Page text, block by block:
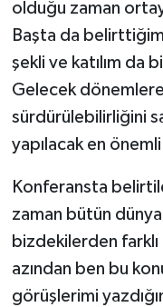
olduğu zaman
Başta da belirttiğim
şekli ve katılım da
Gelecek
sürdürülebilirliğini
yapılacak en
Konferansta
zaman bütün
bizdekilerden farklı
azından ben bu
görüşlerimi